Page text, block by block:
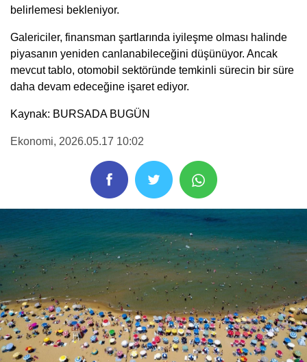
belirlemesi bekleniyor.
Galericiler, finansman şartlarında iyileşme olması halinde
piyasanın yeniden canlanabileceğini düşünüyor. Ancak
mevcut tablo, otomobil sektöründe temkinli sürecin bir süre
daha devam edeceğine işaret ediyor.
Kaynak: BURSADA BUGÜN
Ekonomi, 2026.05.17 10:02